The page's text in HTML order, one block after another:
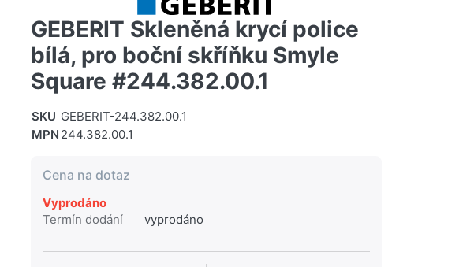
GEBERIT Skleněná krycí police
bílá, pro boční skříňku Smyle
Square #244.382.00.1
SKU GEBERIT-244.382.00.1
MPN 244.382.00.1
Cena na dotaz
Vyprodáno
Termín dodání
vyprodáno